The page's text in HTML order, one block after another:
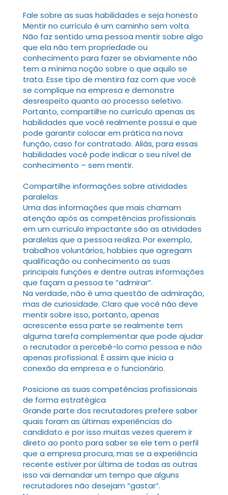
Fale sobre as suas habilidades e seja honesto
Mentir no currículo é um caminho sem volta.
Não faz sentido uma pessoa mentir sobre algo
que ela não tem propriedade ou
conhecimento para fazer se obviamente não
tem a mínima noção sobre o que aquilo se
trata. Esse tipo de mentira faz com que você
se complique na empresa e demonstre
desrespeito quanto ao processo seletivo.
Portanto, compartilhe no currículo apenas as
habilidades que você realmente possui e que
pode garantir colocar em prática na nova
função, caso for contratado. Aliás, para essas
habilidades você pode indicar o seu nível de
conhecimento – sem mentir.
Compartilhe informações sobre atividades
paralelas
Uma das informações que mais chamam
atenção após as competências profissionais
em um currículo impactante são as atividades
paralelas que a pessoa realiza. Por exemplo,
trabalhos voluntários, hobbies que agregam
qualificação ou conhecimento as suas
principais funções e dentre outras informações
que façam a pessoa te “admirar”.
Na verdade, não é uma questão de admiração,
mas de curiosidade. Claro que você não deve
mentir sobre isso, portanto, apenas
acrescente essa parte se realmente tem
alguma tarefa complementar que pode ajudar
o recrutador a percebê-lo como pessoa e não
apenas profissional. É assim que inicia a
conexão da empresa e o funcionário.
Posicione as suas competências profissionais
de forma estratégica
Grande parte dos recrutadores prefere saber
quais foram as últimas experiências do
candidato e por isso muitas vezes querem ir
direto ao ponto para saber se ele tem o perfil
que a empresa procura, mas se a experiência
recente estiver por última de todas as outras
isso vai demandar um tempo que alguns
recrutadores não desejam “gastar”.